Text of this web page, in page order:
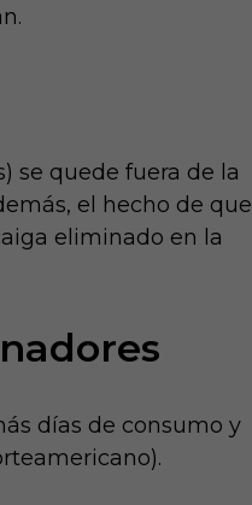
se quede fuera de la
el hecho de que
eliminado en la
días de consumo y